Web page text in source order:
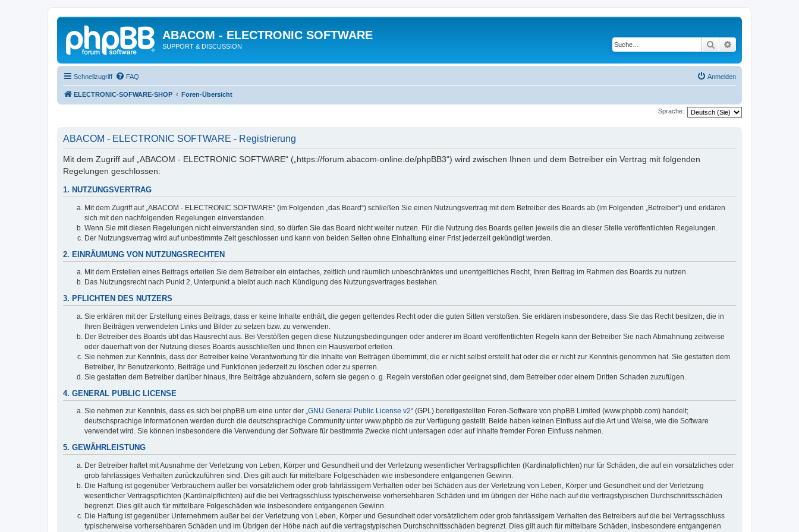
ABACOM - ELECTRONIC SOFTWARE
SUPPORT & DISCUSSION Suche
Schnellzugriff FAQ Anmelden
ELECTRONIC-SOFWARE-SHOP Foren-Übersicht
Sprache:
ABACOM - ELECTRONIC SOFTWARE - Registrierung
Mit dem Zugriff auf „ABACOM - ELECTRONIC SOFTWARE“ („https://forum.abacom-online.de/phpBB3“) wird zwischen Ihnen und dem Betreiber ein Vertrag mit folgenden
Regelungen geschlossen:
1. NUTZUNGSVERTRAG
Mit dem Zugriff auf „ABACOM - ELECTRONIC SOFTWARE“ (im Folgenden „das Board“) schließen Sie einen Nutzungsvertrag mit dem Betreiber des Boards ab (im Folgenden „Betreiber“) und erklären
sich mit den nachfolgenden Regelungen einverstanden.
Wenn Sie mit diesen Regelungen nicht einverstanden sind, so dürfen Sie das Board nicht weiter nutzen. Für die Nutzung des Boards gelten jeweils die an dieser Stelle veröffentlichten Regelungen.
Der Nutzungsvertrag wird auf unbestimmte Zeit geschlossen und kann von beiden Seiten ohne Einhaltung einer Frist jederzeit gekündigt werden.
2. EINRÄUMUNG VON NUTZUNGSRECHTEN
Mit dem Erstellen eines Beitrags erteilen Sie dem Betreiber ein einfaches, zeitlich und räumlich unbeschränktes und unentgeltliches Recht, Ihren Beitrag im Rahmen des Boards zu nutzen.
Das Nutzungsrecht nach Punkt 2, Unterpunkt a bleibt auch nach Kündigung des Nutzungsvertrages bestehen.
3. PFLICHTEN DES NUTZERS
Sie erklären mit der Erstellung eines Beitrags, dass er keine Inhalte enthält, die gegen geltendes Recht oder die guten Sitten verstoßen. Sie erklären insbesondere, dass Sie das Recht besitzen, die in
Ihren Beiträgen verwendeten Links und Bilder zu setzen bzw. zu verwenden.
Der Betreiber des Boards übt das Hausrecht aus. Bei Verstößen gegen diese Nutzungsbedingungen oder anderer im Board veröffentlichten Regeln kann der Betreiber Sie nach Abmahnung zeitweise
oder dauerhaft von der Nutzung dieses Boards ausschließen und Ihnen ein Hausverbot erteilen.
Sie nehmen zur Kenntnis, dass der Betreiber keine Verantwortung für die Inhalte von Beiträgen übernimmt, die er nicht selbst erstellt hat oder die er nicht zur Kenntnis genommen hat. Sie gestatten dem
Betreiber, Ihr Benutzerkonto, Beiträge und Funktionen jederzeit zu löschen oder zu sperren.
Sie gestatten dem Betreiber darüber hinaus, Ihre Beiträge abzuändern, sofern sie gegen o. g. Regeln verstoßen oder geeignet sind, dem Betreiber oder einem Dritten Schaden zuzufügen.
4. GENERAL PUBLIC LICENSE
Sie nehmen zur Kenntnis, dass es sich bei phpBB um eine unter der „GNU General Public License v2“ (GPL) bereitgestellten Foren-Software von phpBB Limited (www.phpbb.com) handelt;
deutschsprachige Informationen werden durch die deutschsprachige Community unter www.phpbb.de zur Verfügung gestellt. Beide haben keinen Einfluss auf die Art und Weise, wie die Software
verwendet wird. Sie können insbesondere die Verwendung der Software für bestimmte Zwecke nicht untersagen oder auf Inhalte fremder Foren Einfluss nehmen.
5. GEWÄHRLEISTUNG
Der Betreiber haftet mit Ausnahme der Verletzung von Leben, Körper und Gesundheit und der Verletzung wesentlicher Vertragspflichten (Kardinalpflichten) nur für Schäden, die auf ein vorsätzliches oder
grob fahrlässiges Verhalten zurückzuführen sind. Dies gilt auch für mittelbare Folgeschäden wie insbesondere entgangenen Gewinn.
Die Haftung ist gegenüber Verbrauchern außer bei vorsätzlichem oder grob fahrlässigem Verhalten oder bei Schäden aus der Verletzung von Leben, Körper und Gesundheit und der Verletzung
wesentlicher Vertragspflichten (Kardinalpflichten) auf die bei Vertragsschluss typischerweise vorhersehbaren Schäden und im übrigen der Höhe nach auf die vertragstypischen Durchschnittsschäden
begrenzt. Dies gilt auch für mittelbare Folgeschäden wie insbesondere entgangenen Gewinn.
Die Haftung ist gegenüber Unternehmern außer bei der Verletzung von Leben, Körper und Gesundheit oder vorsätzlichem oder grob fahrlässigem Verhalten des Betreibers auf die bei Vertragsschluss
typischerweise vorhersehbaren Schäden und im Übrigen der Höhe nach auf die vertragstypischen Durchschnittsschäden begrenzt. Dies gilt auch für mittelbare Schäden, insbesondere entgangenen